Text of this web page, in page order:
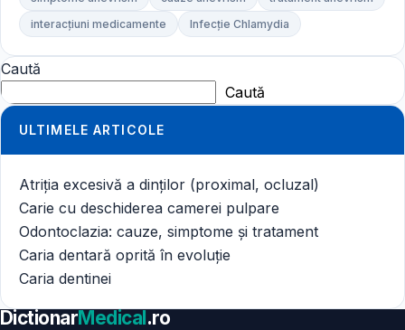
interacțiuni medicamente
Infecție Chlamydia
Caută
Caută
ULTIMELE ARTICOLE
Atriția excesivă a dinților (proximal, ocluzal)
Carie cu deschiderea camerei pulpare
Odontoclazia: cauze, simptome și tratament
Caria dentară oprită în evoluție
Caria dentinei
DictionarMedical.ro